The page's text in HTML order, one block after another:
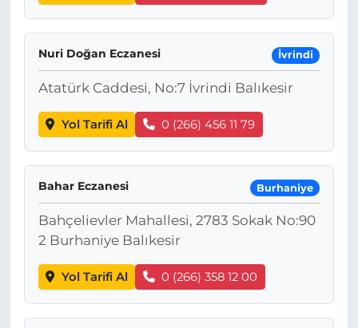
Nuri Doğan Eczanesi İvrindi
Atatürk Caddesi, No:7 İvrindi Balıkesir
Yol Tarifi Al 0 (266) 456 11 79
Bahar Eczanesi Burhaniye
Bahçelievler Mahallesi, 2783 Sokak No:90
2 Burhaniye Balıkesir
Yol Tarifi Al 0 (266) 358 12 00